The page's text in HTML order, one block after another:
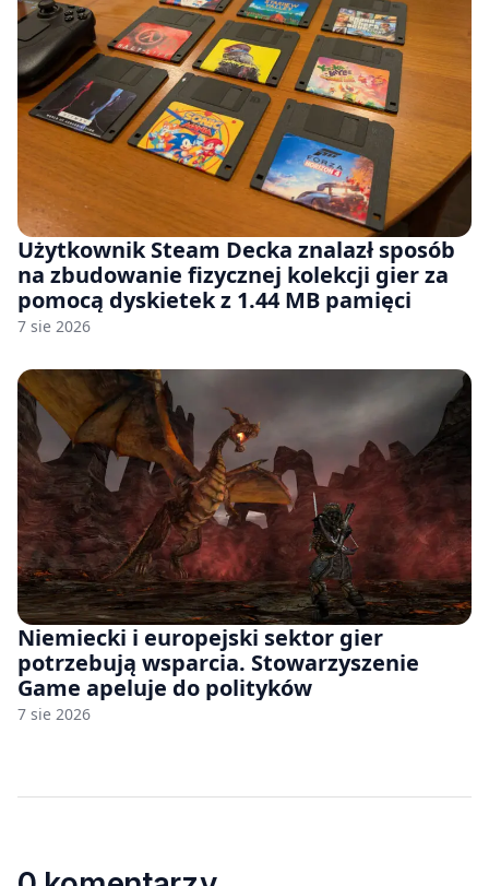
Użytkownik Steam Decka znalazł sposób
na zbudowanie fizycznej kolekcji gier za
pomocą dyskietek z 1.44 MB pamięci
7 sie 2026
Niemiecki i europejski sektor gier
potrzebują wsparcia. Stowarzyszenie
Game apeluje do polityków
7 sie 2026